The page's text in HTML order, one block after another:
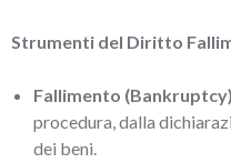
Strumenti del Diritto
Fallimento (Bankruptcy)
procedura, dalla
dei beni.